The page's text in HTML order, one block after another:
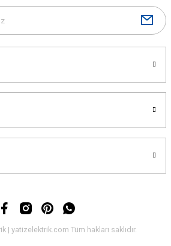
| yatizelektrik.com Tüm hakları saklıdır.